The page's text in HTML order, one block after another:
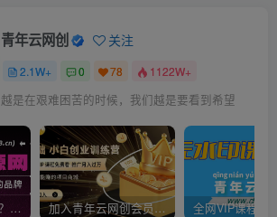
青年云网创 关注
2.1W+ 0 78 1122W+
越是在艰难困苦的时候，我们越是要看到希望
你还在到处找项目？还在当韭菜？我靠卖项目一个月收入5万+，曾经我也是个失败者。 加入青年云网创会员，全站资源免费学习。加入高级合伙人，推广日入1000+